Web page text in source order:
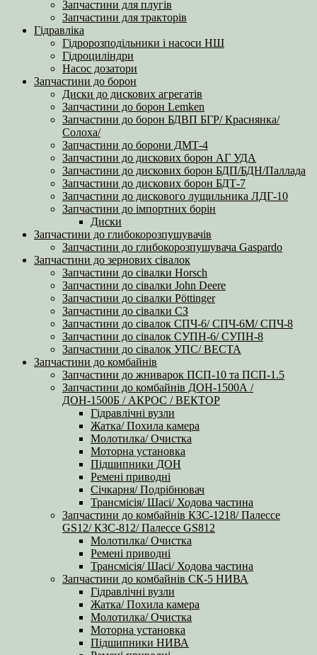
Запчастини для плугів
Запчастини для тракторів
Гідравліка
Гідророзподільники і насоси НШ
Гідроциліндри
Насос дозатори
Запчастини до борон
Диски до дискових агрегатів
Запчастини до борон Lemken
Запчастини до борон БДВП БГР/ Краснянка/
Солоха/
Запчастини до борони ДМТ-4
Запчастини до дискових борон АГ УДА
Запчастини до дискових борон БДП/БДН/Паллада
Запчастини до дискових борон БДТ-7
Запчастини до дискового лущильника ЛДГ-10
Запчастини до імпортних борін
Диски
Запчастини до глибокорозпушувачів
Запчастини до глибокорозпушувача Gaspardo
Запчастини до зернових сівалок
Запчастини до сівалки Horsch
Запчастини до сівалки John Deere
Запчастини до сівалки Pöttinger
Запчастини до сівалки СЗ
Запчастини до сівалок СПЧ-6/ СПЧ-6М/ СПЧ-8
Запчастини до сівалок СУПН-6/ СУПН-8
Запчастини до сівалок УПС/ ВЕСТА
Запчастини до комбайнів
Запчастини до жниварок ПСП-10 та ПСП-1.5
Запчастини до комбайнів ДОН-1500А /
ДОН-1500Б / АКРОС / ВЕКТОР
Гідравлічні вузли
Жатка/ Похила камера
Молотилка/ Очистка
Моторна установка
Підшипники ДОН
Ремені приводні
Січкарня/ Подрібнювач
Трансмісія/ Шасі/ Ходова частина
Запчастини до комбайнів КЗС-1218/ Палессе
GS12/ КЗС-812/ Палессе GS812
Молотилка/ Очистка
Ремені приводні
Трансмісія/ Шасі/ Ходова частина
Запчастини до комбайнів СК-5 НИВА
Гідравлічні вузли
Жатка/ Похила камера
Молотилка/ Очистка
Моторна установка
Підшипники НИВА